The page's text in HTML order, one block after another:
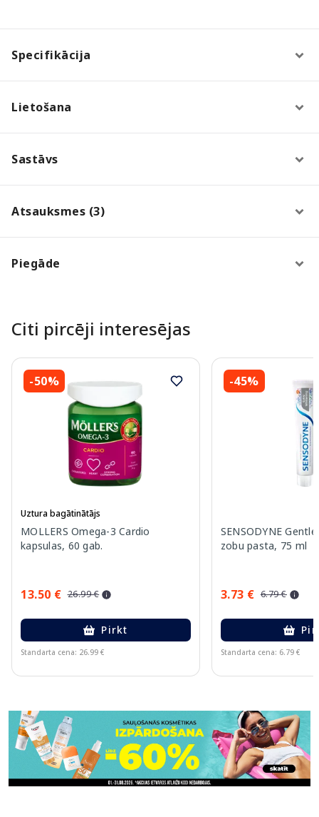
Specifikācija
Lietošana
Sastāvs
Atsauksmes (3)
Piegāde
Citi pircēji interesējas
-50%
Uztura bagātinātājs
MOLLERS Omega-3 Cardio
kapsulas, 60 gab.
13.50 € 26.99 €
Pirkt
Standarta cena: 26.99 €
-45%
SENSODYNE
zobu pasta, 75 ml
3.73 € 6.79 €
Standarta cena: 6.79 €